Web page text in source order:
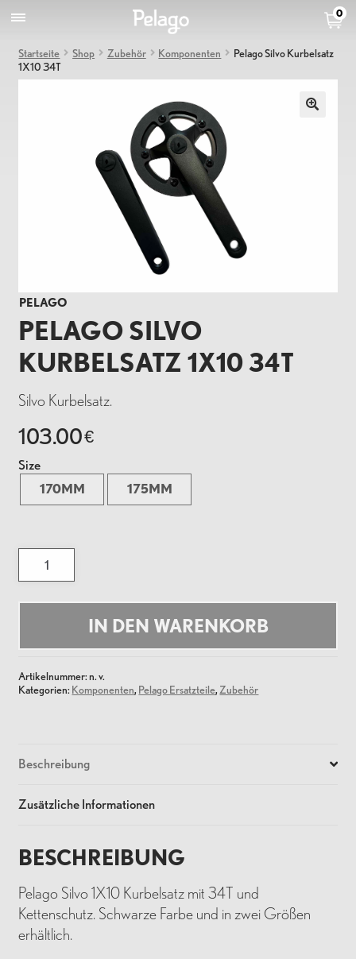
0
Startseite Shop Zubehör Komponenten
Pelago Silvo Kurbelsatz
1X10 34T
PELAGO
PELAGO SILVO
KURBELSATZ 1X10 34T
Silvo Kurbelsatz.
103.00€
Size
170MM
175MM
Pelago
Kurbelsatz
34T
IN DEN WARENKORB
Artikelnummer:n. v.
Kategorien: Komponenten, Pelago Ersatzteile, Zubehör
Beschreibung
Zusätzliche Informationen
BESCHREIBUNG
Pelago Silvo 1X10 Kurbelsatz mit 34T und
Kettenschutz. Schwarze Farbe und in zwei Größen
erhältlich.